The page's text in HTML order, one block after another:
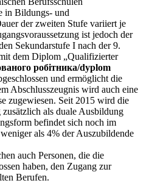
in Bildungs- und
der zweiten Stufe variiert je
ist jedoch der
Sekundarstufe I nach der 9.
dem Diplom „Qualifizierter
робітника/dyplom
und ermöglicht die
Abschlusszeugnis wird auch eine
zugewiesen. Seit 2015 wird die
als duale Ausbildung
befindet sich noch im
als 4% der Auszubildende
auch Personen, die die
haben, den Zugang zur
Berufen.